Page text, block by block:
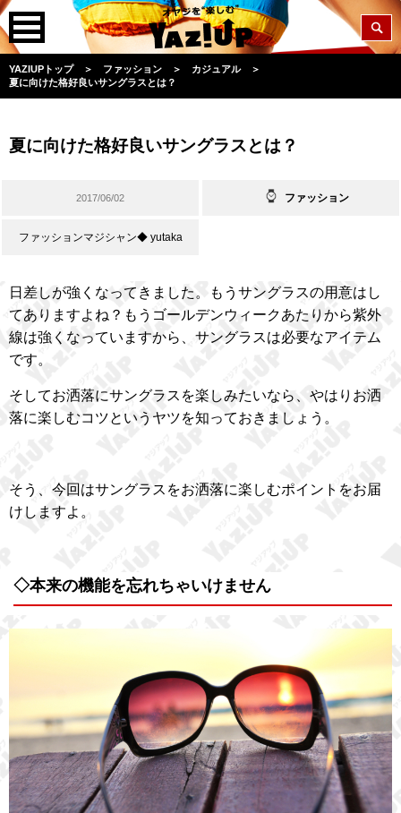
YAZIUPトップ ＞ ファッション ＞ カジュアル
＞
夏に向けた格好良いサングラスとは？
夏に向けた格好良いサングラスとは？
2017/06/02 ファッション
ファッションマジシャン◆ yutaka
日差しが強くなってきました。もうサングラスの用意はし
てありますよね？もうゴールデンウィークあたりから紫外
線は強くなっていますから、サングラスは必要なアイテム
です。
そしてお洒落にサングラスを楽しみたいなら、やはりお洒
落に楽しむコツというヤツを知っておきましょう。
そう、今回はサングラスをお洒落に楽しむポイントをお届
けしますよ。
◇本来の機能を忘れちゃいけません